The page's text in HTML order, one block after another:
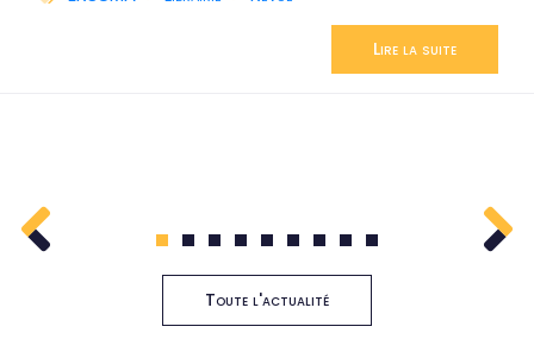
Lire la suite
1 2 3 4 5 6 7 8 9
Toute l'actualité